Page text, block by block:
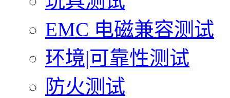
EMC 电磁兼容测试
环境|可靠性测试
防火测试